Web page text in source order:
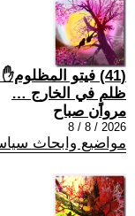
(41) فيتو
ظلمٍ في الخارج …
مروان صباح
2026 / 8 / 8
مواضيع وابحاث